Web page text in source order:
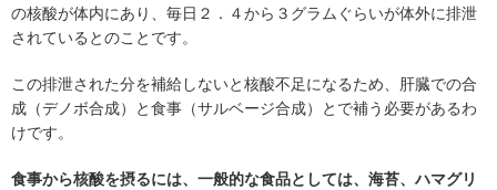
の核酸が体内にあり、毎日２．４から３グラムぐらいが体外に排泄
されているとのことです。
この排泄された分を補給しないと核酸不足になるため、肝臓での合
成（デノボ合成）と食事（サルベージ合成）とで補う必要があるわ
けです。
食事から核酸を摂るには、一般的な食品としては、海苔、ハマグリ